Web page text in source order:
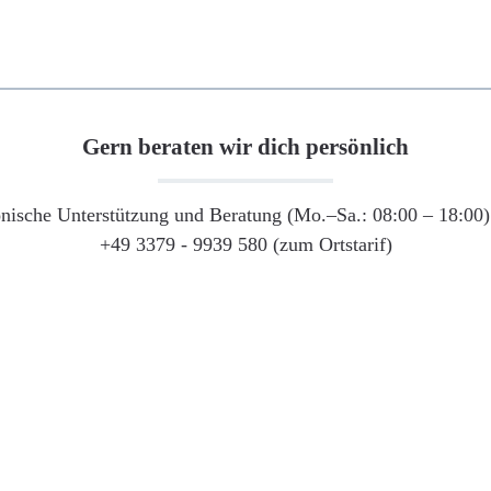
Gern beraten wir dich persönlich
Unterstützung und Beratung (Mo.–Sa.: 08:00 –
+49 3379 - 9939 580 (zum Ortstarif)